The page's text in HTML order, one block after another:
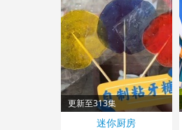
更新至313集
迷你厨房